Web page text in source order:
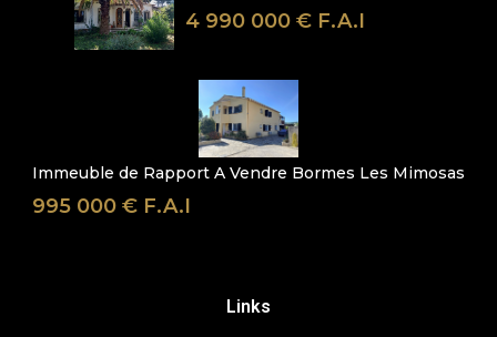
4 990 000 € F.A.I
Immeuble de Rapport A Vendre Bormes Les Mimosas
995 000 € F.A.I
Links